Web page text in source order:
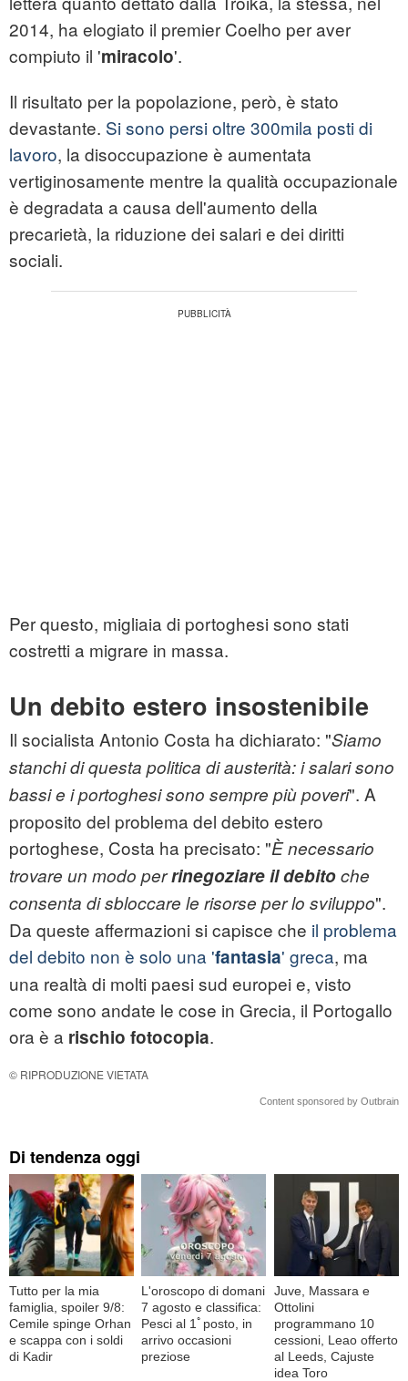
2014, ha elogiato il premier Coelho per aver
compiuto il 'miracolo'.
Il risultato per la popolazione, però, è stato
devastante. Si sono persi oltre 300mila posti di
lavoro, la disoccupazione è aumentata
vertiginosamente mentre la qualità occupazionale
è degradata a causa dell'aumento della
precarietà, la riduzione dei salari e dei diritti
sociali.
Per questo, migliaia di portoghesi sono stati
costretti a migrare in massa.
Un debito estero insostenibile
Il socialista Antonio Costa ha dichiarato: "Siamo
stanchi di questa politica di austerità: i salari sono
bassi e i portoghesi sono sempre più poveri". A
proposito del problema del debito estero
portoghese, Costa ha precisato: "È necessario
trovare un modo perrinegoziare il debitoche
consenta di sbloccare le risorse per lo sviluppo".
Da queste affermazioni si capisce che il problema
del debito non è solo una 'fantasia' greca, ma
una realtà di molti paesi sud europei e, visto
come sono andate le cose in Grecia, il Portogallo
ora è a rischio fotocopia.
© RIPRODUZIONE VIETATA
Content sponsored by Outbrain
Di tendenza oggi
Tutto per la mia
famiglia, spoiler 9/8:
Cemile spinge Orhan
e scappa con i soldi
di Kadir
L'oroscopo di domani
7 agosto e classifica:
Pesci al 1ﾟposto, in
arrivo occasioni
preziose
Juve, Massara e
Ottolini
programmano 10
cessioni, Leao offerto
al Leeds, Cajuste
idea Toro